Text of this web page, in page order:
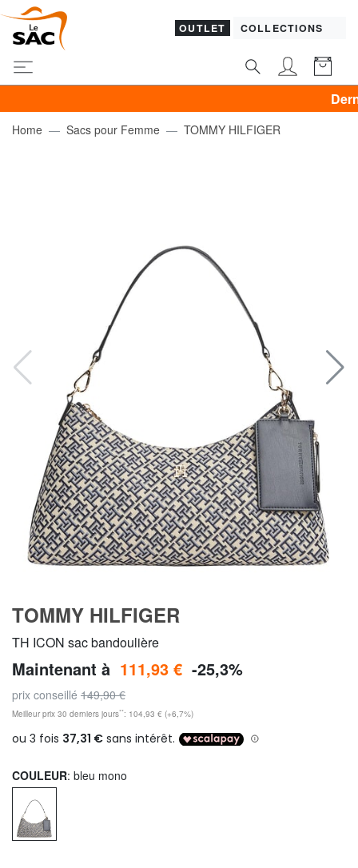
OUTLET COLLECTIONS
Dernier
Home Sacs pour Femme TOMMY HILFIGER
TOMMY HILFIGER
TH ICON sac bandoulière
Maintenant à 111,93 € -25,3%
prix conseillé 149,90 €
Meilleur prix 30 derniers jours**: 104,93 € (+6,7%)
COULEUR: bleu mono